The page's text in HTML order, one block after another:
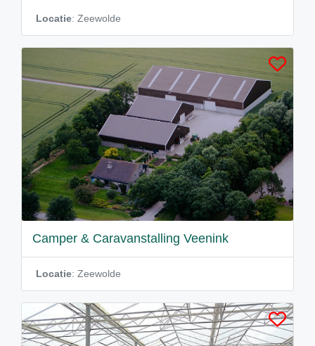
Locatie: Zeewolde
Camper & Caravanstalling Veenink
Locatie: Zeewolde